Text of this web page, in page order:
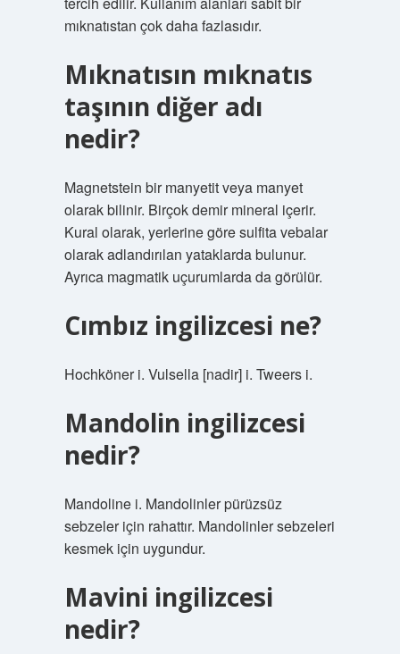
mıknatıstan çok daha fazlasıdır.
Mıknatısın mıknatıs
taşının diğer adı
nedir?
Magnetstein bir manyetit veya manyet
olarak bilinir. Birçok demir mineral içerir.
Kural olarak, yerlerine göre sulfita vebalar
olarak adlandırılan yataklarda bulunur.
Ayrıca magmatik uçurumlarda da görülür.
Cımbız ingilizcesi ne?
Hochköner i. Vulsella [nadir] i. Tweers i.
Mandolin ingilizcesi
nedir?
Mandoline i. Mandolinler pürüzsüz
sebzeler için rahattır. Mandolinler sebzeleri
kesmek için uygundur.
Mavini ingilizcesi
nedir?